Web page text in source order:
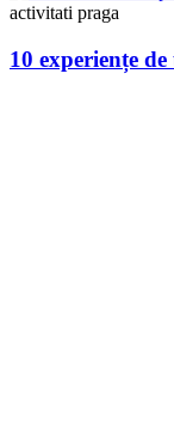
activitati praga
10 experiențe